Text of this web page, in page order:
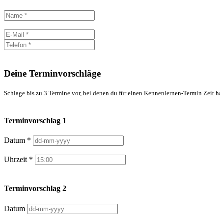
Deine Terminvorschläge
Schlage bis zu 3 Termine vor, bei denen du für einen Kennenlernen-Termin Zeit
Terminvorschlag 1
Datum *
Uhrzeit *
Terminvorschlag 2
Datum